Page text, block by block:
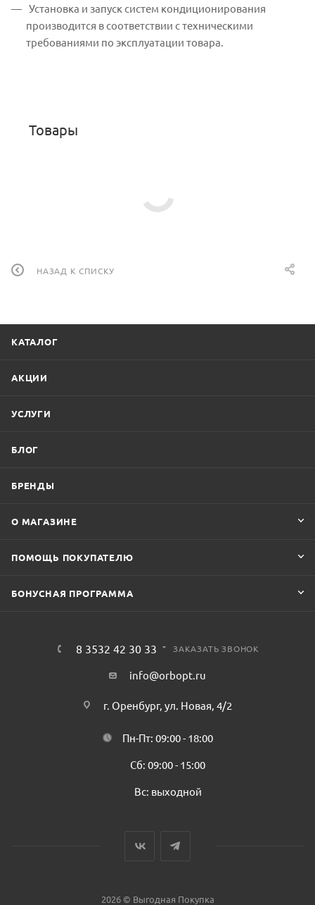
Установка и запуск систем кондиционирования
производится в соответствии с техническими
требованиями по эксплуатации товара.
Товары
НАЗАД К СПИСКУ
КАТАЛОГ
АКЦИИ
УСЛУГИ
БЛОГ
БРЕНДЫ
О МАГАЗИНЕ
ПОМОЩЬ ПОКУПАТЕЛЮ
БОНУСНАЯ ПРОГРАММА
8 3532 42 30 33 ЗАКАЗАТЬ ЗВОНОК
info@orbopt.ru
г. Оренбург, ул. Новая, 4/2
Пн-Пт: 09:00 - 18:00
Сб: 09:00 - 15:00
Вс: выходной
2026 © Выгодная Покупка